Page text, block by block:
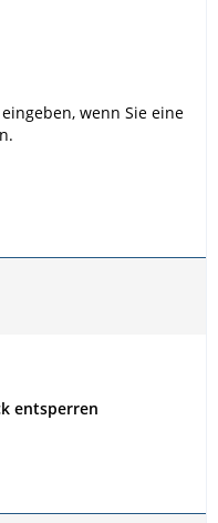
wenn Sie eine
entsperren